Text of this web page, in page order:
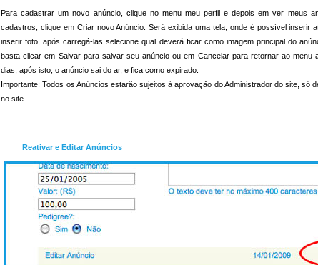
Para cadastrar um novo anúncio, clique no menu meu perfil e depois em ver meus
cadastros, clique em Criar novo Anúncio. Será exibida uma tela, onde é possível
inserir foto, após carregá-las selecione qual deverá ficar como imagem principal do
basta clicar em Salvar para salvar seu anúncio ou em Cancelar para retornar ao
dias, após isto, o anúncio sai do ar, e fica como expirado.
Importante: Todos os Anúncios estarão sujeitos à aprovação do Administrador do site, só
no site.
Reativar e Editar Anúncios